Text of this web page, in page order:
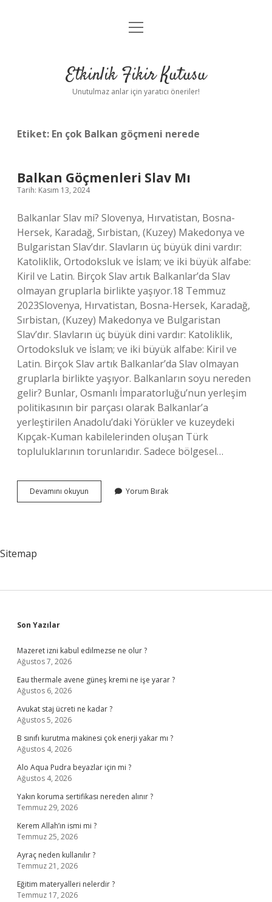
Anasayfa
Yasal Uyarı
menüyü
Etkinlik Fikir Kutusu
Unutulmaz anlar için yaratıcı öneriler!
Etiket: En çok Balkan göçmeni nerede
Balkan Göçmenleri Slav Mı
Tarih: Kasım 13, 2024
Balkanlar Slav mi? Slovenya, Hırvatistan, Bosna-
Hersek, Karadağ, Sırbistan, (Kuzey) Makedonya ve
Bulgaristan Slav’dır. Slavların üç büyük dini vardır:
Katoliklik, Ortodoksluk ve İslam; ve iki büyük alfabe:
Kiril ve Latin. Birçok Slav artık Balkanlar’da Slav
olmayan gruplarla birlikte yaşıyor.18 Temmuz
2023Slovenya, Hırvatistan, Bosna-Hersek, Karadağ,
Sırbistan, (Kuzey) Makedonya ve Bulgaristan
Slav’dır. Slavların üç büyük dini vardır: Katoliklik,
Ortodoksluk ve İslam; ve iki büyük alfabe: Kiril ve
Latin. Birçok Slav artık Balkanlar’da Slav olmayan
gruplarla birlikte yaşıyor. Balkanların soyu nereden
gelir? Bunlar, Osmanlı İmparatorluğu’nun yerleşim
politikasının bir parçası olarak Balkanlar’a
yerleştirilen Anadolu’daki Yörükler ve kuzeydeki
Kıpçak-Kuman kabilelerinden oluşan Türk
topluluklarının torunlarıdır. Sadece bölgesel…
Devamını okuyun
Göçmenleri
Yorum Bırak
Sitemap
Sidebar
Son Yazılar
Mazeret izni kabul edilmezse ne olur ?
Ağustos 7, 2026
Eau thermale avene güneş kremi ne işe yarar ?
Ağustos 6, 2026
Avukat staj ücreti ne kadar ?
Ağustos 5, 2026
B sınıfı kurutma makinesi çok enerji yakar mı ?
Ağustos 4, 2026
Alo Aqua Pudra beyazlar için mi ?
Ağustos 4, 2026
Yakın koruma sertifikası nereden alınır ?
Temmuz 29, 2026
Kerem Allah’ın ismi mi ?
Temmuz 25, 2026
Ayraç neden kullanılır ?
Temmuz 21, 2026
Eğitim materyalleri nelerdir ?
Temmuz 17, 2026